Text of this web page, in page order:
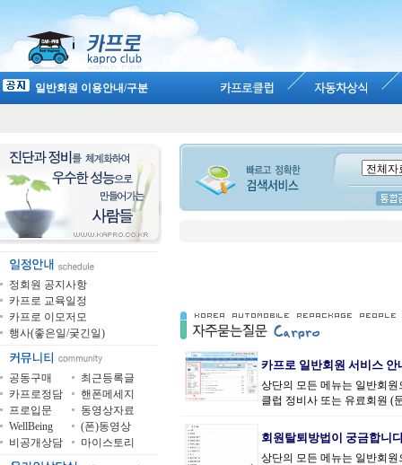
일반회원 이용안내/구분
정회원 공지사항
카프로 교육일정
카프로 이모저모
행사(좋은일/궂긴일)
공동구매
최근등록글
카프로정담
핸폰메세지
프로입문
동영상자료
WellBeing
(폰)동영상
비공개상담
마이스토리
카프로 일반회원 서비스 안
상단의 모든 메뉴는 일반회
클럽 정비사 또는 유료회원 (
회원탈퇴방법이 궁금합니
상단의 모든 메뉴는 일반회